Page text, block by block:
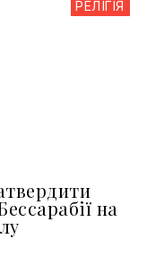
РЕЛІГІЯ
на